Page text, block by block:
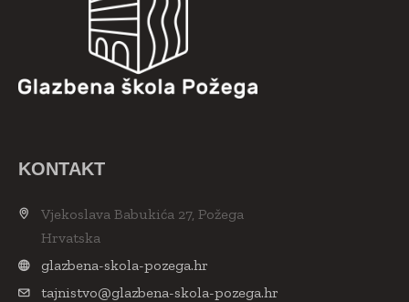
KONTAKT
Vjekoslava Babukića 27, Požega
Hrvatska
glazbena-skola-pozega.hr
tajnistvo@glazbena-skola-pozega.hr